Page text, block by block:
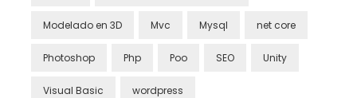
Modelado en 3D Mvc Mysql net core
Photoshop Php Poo SEO Unity
Visual Basic wordpress